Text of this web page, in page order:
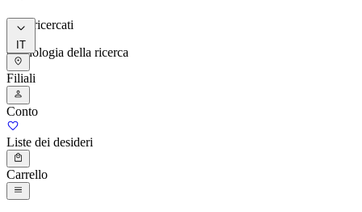
I più ricercati
Cronologia della ricerca
IT
Filiali
Conto
Liste dei desideri
Carrello